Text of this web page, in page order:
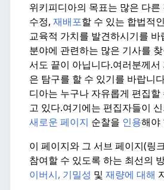
위키피디아의 목표는 많은 다
수정, 재배포할 수 있는 합법적
교육적 가치를 발견하시기를
분야에 관련하는 많은 기사를
서도 끝이 아닙니다.여러분께
은 탐구를 할 수 있기를 바랍니
디아는 누구나 자유롭게 편집
고 있다.여기에는 편집자들이
새로운 페이지 순찰을 인용해야
이 페이지와 그 서브 페이지(링
참여할 수 있도록 하는 최선의
이버시, 기밀성 및 재량에 대해